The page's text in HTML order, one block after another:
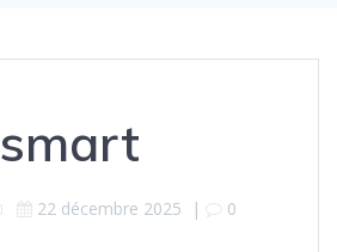
smart
22 décembre 2025 | 0